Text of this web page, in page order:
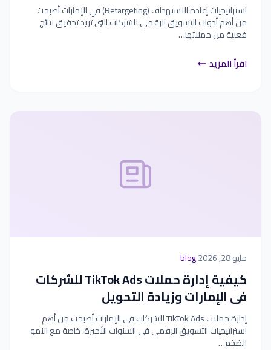
استراتيجيات إعادة الاستهداف (Retargeting) في الإمارات أصبحت
من أهم أدوات التسويق الرقمي للشركات التي تريد تحقيق نتائج
فعلية من حملاتها…
اقرأ المزيد
مايو 28, 2026 |
blog
كيفية إدارة حملات TikTok Ads للشركات
في الإمارات وزيادة التحويل
إدارة حملات TikTok Ads للشركات في الإمارات أصبحت من أهم
استراتيجيات التسويق الرقمي في السنوات الأخيرة، خاصة مع النمو
الضخم…